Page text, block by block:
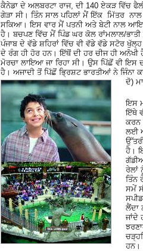
ਕੈਨੇਡਾ ਦੇ ਅਲਬਰਟਾ ਰਾਜ, ਦੀ 140 ਏਕੜ ਵਿੱਚ
ਗੇੜਾ ਸੀ। ਤਿੰਨ ਸਾਲ ਪਹਿਲਾਂ ਮੈਂ ਇੱਕ ਮਿੱਤਰ
ਸਕਿਆ। ਇਸ ਵਾਰ ਮੈਂ ਪਤਨੀ ਅਤੇ ਬੇਟੀ ਨਾਲ
ਹੈ। ਬਚਪਣ ਵਿੱਚ ਮੈਂ ਪਿੰਡ ਘਰ ਕੋਲ ਰਾਂਮਲਾਲ/ਭਾਤੀ
ਪੰਜਾਬ ਦੇ ਵੱਡੇ ਸ਼ਹਿਰਾਂ ਵਿੱਚ ਵੀ ਵੱਡੇ ਵੱਡੇ ਸਟੋਰ
ਦੇ ਰੰਗ ਹੀ ਹੋਰ ਹਨ। ਇੱਥੋਂ ਦੀ ਹਰ ਚੀਜ ਹੀ
ਮੋਰਚਾ ਲਾਇਆ ਜਾ ਰਿਹਾ ਸੀ। ਉਸ ਪਿੱਛੋਂ ਵੀ ਇਸ
ਹੈ। ਅਜਾਦੀ ਤੋਂ ਪਿੱਛੋਂ ਭ੍ਰਿਸ਼ਟ ਭਾਰਤੀਆਂ ਨੇ
ਦੋ)
ਇਸ
ਇੱਥੇ
ਕਰਨ
ਲਈ
ਹੈ।
ਰੇਲਾਂ
ਤਿੰਨ
ਸਮੇਂ
ਲੈਂਦਾ
ਜਾਂਦੇ
ਹਨ।